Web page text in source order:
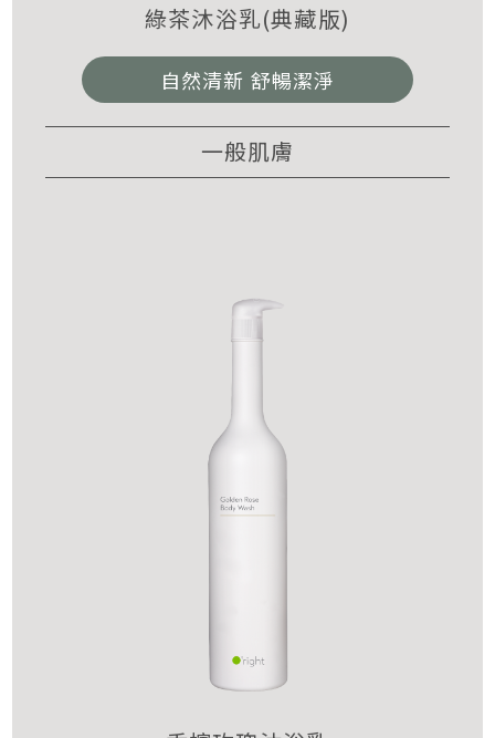
綠茶沐浴乳(典藏版)
自然清新 舒暢潔淨
一般肌膚